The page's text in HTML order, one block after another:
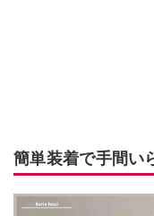
簡単装着で手間い